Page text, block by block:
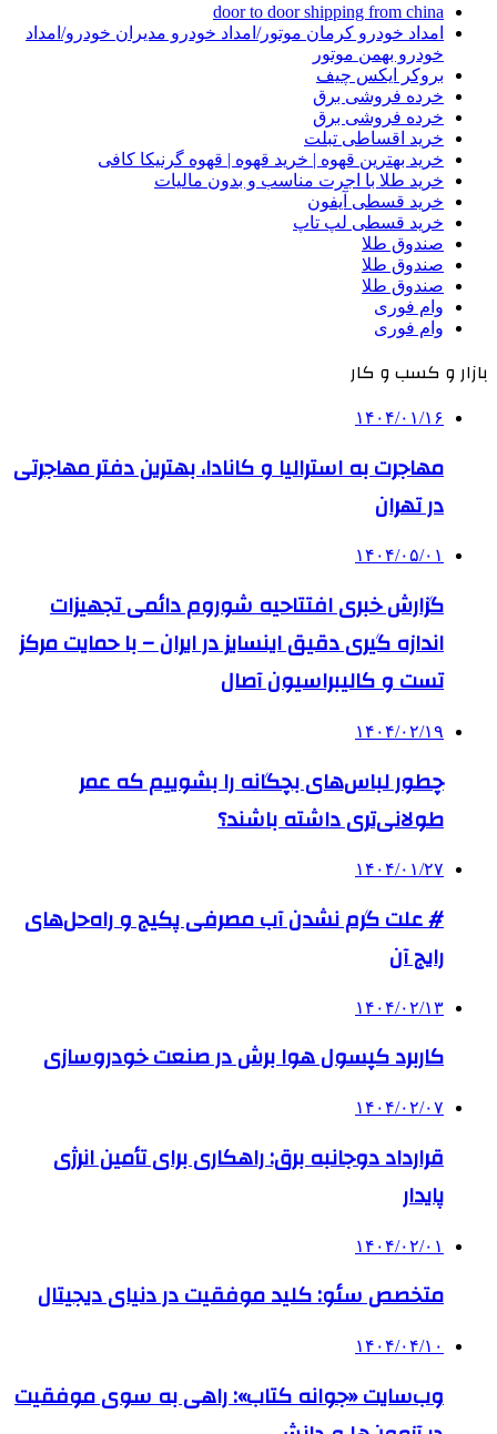
door to door shipping from china
امداد خودرو کرمان موتور/امداد خودرو مدیران خودرو/امداد
خودرو بهمن موتور
بروکر ایکس چیف
خرده فروشی برق
خرده فروشی برق
خرید اقساطی تبلت
خرید بهترین قهوه | خرید قهوه | قهوه گرنیکا کافی
خرید طلا با اجرت مناسب و بدون مالیات
خرید قسطی آیفون
خرید قسطی لپ تاپ
صندوق طلا
صندوق طلا
صندوق طلا
وام فوری
وام فوری
بازار و کسب و کار
۱۴۰۴/۰۱/۱۶
مهاجرت به استرالیا و کانادا، بهترین دفتر مهاجرتی
در تهران
۱۴۰۴/۰۵/۰۱
گزارش خبری افتتاحیه شوروم دائمی تجهیزات
اندازه گیری دقیق اینسایز در ایران – با حمایت مرکز
تست و کالیبراسیون آصال
۱۴۰۴/۰۲/۱۹
چطور لباس‌های بچگانه را بشوییم که عمر
طولانی‌تری داشته باشند؟
۱۴۰۴/۰۱/۲۷
# علت گرم نشدن آب مصرفی پکیج و راه‌حل‌های
رایج آن
۱۴۰۴/۰۲/۱۳
کاربرد کپسول هوا برش در صنعت خودروسازی
۱۴۰۴/۰۲/۰۷
قرارداد دوجانبه برق: راهکاری برای تأمین انرژی
پایدار
۱۴۰۴/۰۲/۰۱
متخصص سئو: کلید موفقیت در دنیای دیجیتال
۱۴۰۴/۰۴/۱۰
وب‌سایت «جوانه کتاب»: راهی به سوی موفقیت